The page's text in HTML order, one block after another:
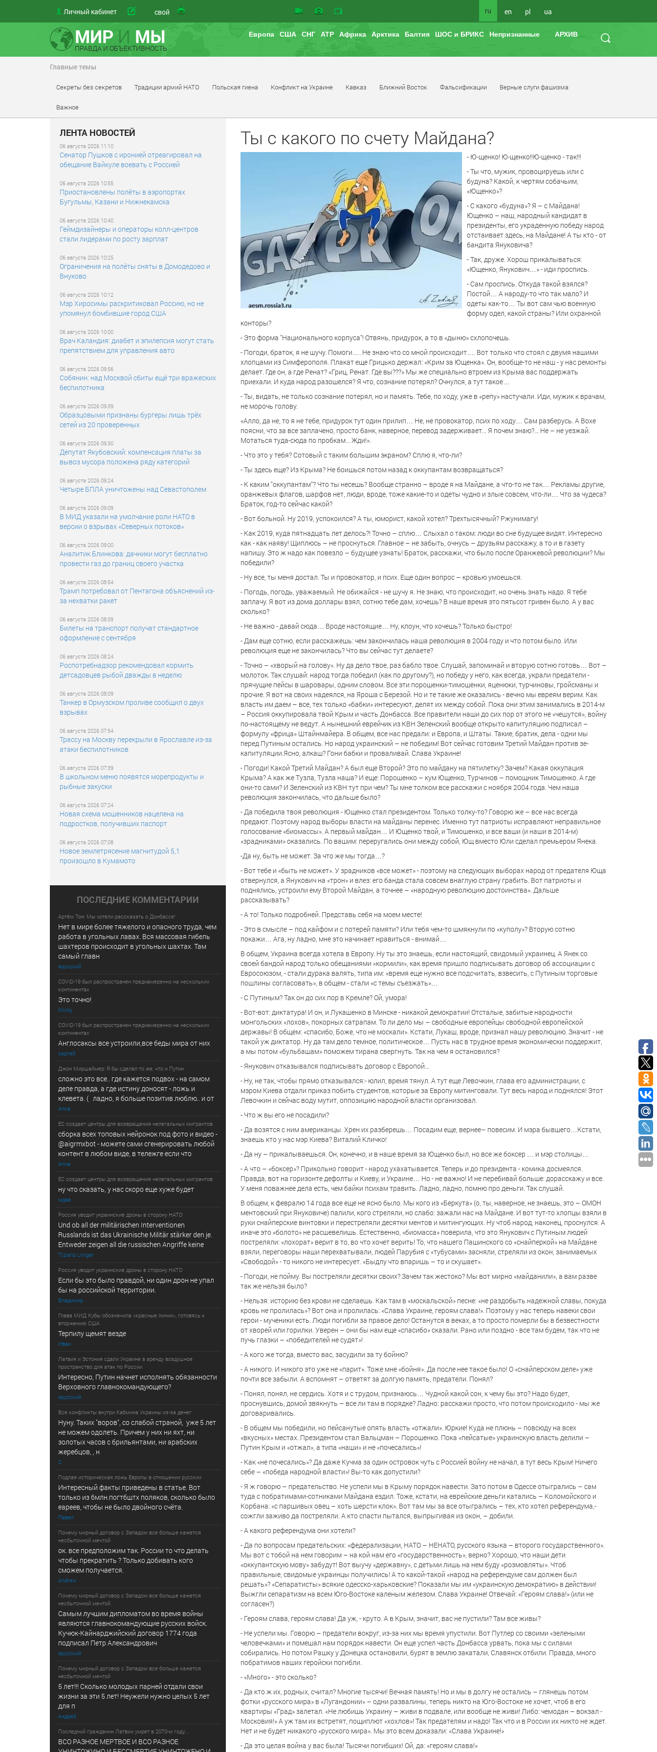
Личный кабинет материал ru en pl ua
МИР И МЫ
ПРАВДА И ОБЪЕКТИВНОСТЬ
Европа США СНГ АТР Африка Арктика Балтия ШОС и БРИКС Непризнанные АРХИВ
Главные темы
Секреты без секретов Традиции армий НАТО Польская гиена Конфликт на Украине Кавказ Ближний Восток Фальсификации Верные слуги фашизма
Важное
ЛЕНТА НОВОСТЕЙ
06 августа 2026 11:10
Сенатор Пушков с иронией отреагировал на
обещание Вайкуле воевать с Россией
06 августа 2026 10:55
Приостановлены полёты в аэропортах
Бугульмы, Казани и Нижнекамска
06 августа 2026 10:40
Геймдизайнеры и операторы колл-центров
стали лидерами по росту зарплат
06 августа 2026 10:25
Ограничения на полёты сняты в Домодедово и
Внуково
06 августа 2026 10:12
Мэр Хиросимы раскритиковал Россию, но не
упомянул бомбившие город США
06 августа 2026 10:00
Врач Каландия: диабет и эпилепсия могут стать
препятствием для управления авто
06 августа 2026 09:56
Собянин: над Москвой сбиты ещё три вражеских
беспилотника
06 августа 2026 09:39
Образцовыми признаны бургеры лишь трёх
сетей из 20 проверенных
06 августа 2026 09:30
Депутат Якубовский: компенсация платы за
вывоз мусора положена ряду категорий
06 августа 2026 09:24
Четыре БПЛА уничтожены над Севастополем
06 августа 2026 09:09
В МИД указали на умолчание роли НАТО в
версии о взрывах «Северных потоков»
06 августа 2026 09:00
Аналитик Блинкова: дачники могут бесплатно
провести газ до границ своего участка
06 августа 2026 08:54
Трамп потребовал от Пентагона объяснений из-
за нехватки ракет
06 августа 2026 08:39
Билеты на транспорт получат стандартное
оформление с сентября
06 августа 2026 08:24
Роспотребнадзор рекомендовал кормить
детсадовцев рыбой дважды в неделю
06 августа 2026 08:09
Танкер в Ормузском проливе сообщил о двух
взрывах
06 августа 2026 07:54
Трассу на Москву перекрыли в Ярославле из-за
атаки беспилотников
06 августа 2026 07:39
В школьном меню появятся морепродукты и
рыбные закуски
06 августа 2026 07:24
Новая схема мошенников нацелена на
подростков, получивших паспорт
06 августа 2026 07:08
Новое землетрясение магнитудой 5,1
произошло в Кумамото
ПОСЛЕДНИE КОММЕНТАРИИ
Артём Тон: Мы хотели рассказать о Донбассе!
Нет в мире более тяжелого и опасного труда, чем
работа в угольных лавах. Вся массовая гибель
шахтеров происходит в угольных шахтах. Там
самый главн
ярусский
COVID-19 был распространен преднамеренно на нескольких
континентах
Это точно!
Micky
COVID-19 был распространен преднамеренно на нескольких
континентах
Англосаксы все устроили,все беды мира от них
сергей
Джон Миршаймер: Я бы сделал то же, что и Путин
сложно это все.. где кажется подвох - на самом
деле правда, а где истину доносят - ложь и
клевета. ( ладно, я больше позитив люблю.. и от
Anna
ЕС создает центры для возвращения нелегальных мигрантов
сборка всех топовых нейронок под фото и видео -
@­a­i­­gr­mx­b­­o­t - можете сами сгенерировать любой
контент в любом виде, в т­ележг­е е­сл­и ч­то
Anna
ЕС создает центры для возвращения нелегальных мигрантов
ну что сказать, у нас скоро еще хуже будет
мдаа
Россия уводит украинские дроны в сторону НАТО
Und ob all der militärischen Interventionen
Russlands ist das Ukrainische Militär stärker den je.
Entweder zeigen all die russischen Angriffe keine
Tiziano Liniger
Россия уводит украинские дроны в сторону НАТО
Если бы это было правдой, ни один дрон не упал
бы на российской территории.
Владимир
Глава МИД Кубы обозначила «красные линии», готовясь к
вторжению США
Терпилу щемят везде
Иван
Латвия и Эстония сдали Украине в аренду воздушное
пространство для атак по России
Интересно, Путин начнет исполнять обязанности
Верховного главнокомандующего?
ярусский
Все конфликты внутри Кабмина Украины из-за денег
Нуну. Таких "воров", со слабой страной, уже 5 лет
не можем одолеть. Причем у них ни яхт, ни
золотых часов с брильянтами, ни арабских
жеребцов, , н
С
Подлая историческая ложь Европы в отношении русских
Интересный факты приведены в статье. Вот
только из 6млн.погтбштх поляков, сколько было
еареев, чтобы не было двойного счёта.
Павел
Почему мирный договор с Западом все больше кажется
несбыточной мечтой
ок. все предположим так. России то что делать
чтобы прекратить ? Только добивать кого
сможем получается.
Andrew
Почему мирный договор с Западом все больше кажется
несбыточной мечтой
Самым лучшим дипломатом во время войны
являются главнокомандующие русских войск.
Кучюк-Кайнарджийский договор 1774 года
подписал Петр Александрович
ярусский
Почему мирный договор с Западом все больше кажется
несбыточной мечтой
5 лет!!! Сколько молодых парней отдали свои
жизни за эти 5 лет! Неужели нужно целых 5 лет
для п
Андрей
Последний гражданин Латвии умрет в 2070-м году...
ВСО РАЗНОЕ МЕРТВОЕ И ВСО РАЗНОЕ
Ты с какого по счету Майдана?
- Ю-щенко! Ю-щенко!!Ю-щенко - так!!!
- Ты что, мужик, провоцируешь или с
будуна? Какой, к чертям собачьим,
«Ющенко»?
- C какого «будуна»? Я – с Майдана!
Ющенко – наш, народный кандидат в
президенты, его украденную победу народ
отстаивает здесь, на Майдане! А ты кто - от
бандита Януковича?
- Так, друже. Хорош прикалываться:
«Ющенко, Янукович…» - иди проспись.
- Сам проспись. Откуда такой взялся?
Постой… А народу-то что так мало? И
одеты как-то… Ты вот сам чью военную
форму одел, какой страны? Или охранной
конторы?
- Это форма "Национального корпуса"! Отвянь, придурок, а то в «дыню» схлопочешь.
- Погоди, браток, я не шучу. Помоги…. Не знаю что со мной происходит…. Вот только что стоял с двумя нашими
хлопцами из Симферополя. Плакат еще Грицько держал: «Крим за Ющенка». Он, вообще-то не наш - у нас ремонты
делает. Где он, а где Ренат? «Гриц, Ренат. Где вы???» Мы же специально втроем из Крыма вас поддержать
приехали. И куда народ разошелся? Я что, сознание потерял? Очнулся, а тут такое…
- Ты, видать, не только сознание потерял, но и память. Тебе, по ходу, уже в «репу» настучали. Иди, мужик к врачам,
не морочь голову.
«Алло, да не, то я не тебе, придурок тут один прилип… Не, не провокатор, псих по ходу… Сам разберусь. А Вохе
поясни, что за все заплачено, просто банк, наверное, перевод задерживает... Я почем знаю?... Не – не уезжай.
Мотаться туда-сюда по пробкам... Жди!».
- Что это у тебя? Сотовый с таким большим экраном? Сплю я, что-ли?
- Ты здесь еще? Из Крыма? Не боишься потом назад к оккупантам возвращаться?
- К каким "оккупантам"? Что ты несешь? Вообще странно – вроде я на Майдане, а что-то не так… Рекламы другие,
оранжевых флагов, шарфов нет, люди, вроде, тоже какие-то и одеты чудно и злые совсем, что-ли… Что за чудеса?
Браток, год-то сейчас какой?
- Вот больной. Ну 2019, успокоился? А ты, юморист, какой хотел? Трехтысячный? Ржунимагу!
- Как 2019, куда пятнадцать лет делось?! Точно – сплю… Слыхал о таком: люди во сне будущее видят. Интересно
как - как наяву! Щиплюсь – не проснуться. Главное – не забыть, очнусь – друзьям расскажу, а то и в газету
напишу. Это ж надо как повезло – будущее узнать! Браток, расскажи, что было после Оранжевой революции? Мы
победили?
- Ну все, ты меня достал. Ты и провокатор, и псих. Еще один вопрос – кровью умоешься.
- Погодь, погодь, уважаемый. Не обижайся - не шучу я. Не знаю, что происходит, но очень знать надо. Я тебе
заплачу. Я вот из дома доллары взял, сотню тебе дам, хочешь? В наше время это пятьсот гривен было. А у вас
сколько?
- Не важно - давай сюда… Вроде настоящие… Ну, клоун, что хочешь? Только быстро!
- Дам еще сотню, если расскажешь: чем закончилась наша революция в 2004 году и что потом было. Или
революция еще не закончилась? Что вы сейчас тут делаете?
- Точно – «хворый на голову». Ну да дело твое, раз бабло твое. Слушай, запоминай и вторую сотню готовь… Вот –
молоток. Так слушай: народ тогда победил (как по другому?), но победу у него, как всегда, украли предатели -
прячущие пейсы в шаровары, одним словом. Все эти порошенки-тимошенки, яценюки, турчиновы, гройсманы и
прочие. Я вот на своих надеялся, на Яроша с Березой. Но и те такие же оказались - вечно мы евреям верим. Как
власть им даем – все, тех только «бабки» интересуют, делят их между собой. Пока они этим занимались в 2014-м
– Россия оккупировала твой Крым и часть Донбасса. Все правители наши до сих пор от этого не «чешутся», войну
по-настоящему не ведут. А нынешний еврейчик из КВН Зеленский вообще открыто капитуляцию подписал –
формулу «фрица» Штайнмайера. В общем, все нас предали: и Европа, и Штаты. Такие, братик, дела - одни мы
перед Путиным остались. Но народ украинский – не победим! Вот сейчас готовим Третий Майдан против зе-
капитуляции.Ясно, алкаш? Гони бабки и проваливай. Слава Украине!
- Погоди! Какой Третий Майдан? А был еще Второй? Это по майдану на пятилетку? Зачем? Какая оккупация
Крыма? А как же Тузла, Тузла наша? И еще: Порошенко – кум Ющенко, Турчинов – помощник Тимошенко. А где
они-то сами? И Зеленский из КВН тут при чем? Ты мне толком все расскажи с ноября 2004 года. Чем наша
революция закончилась, что дальше было?
- Да победила твоя революция - Ющенко стал президентом. Только толку-то? Говорю же – все нас всегда
предают. Поэтому народ выборы власти на майданы перенес. Именно тут патриоты исправляют неправильное
голосование «биомассы». А первый майдан… И Ющенко твой, и Тимошенко, и все ваши (и наши в 2014-м)
«зрадниками» оказались. По вашим: переругались они между собой, Ющ вместо Юли сделал премьером Янека.
-Да ну, быть не может. За что же мы тогда…?
- Вот тебе и «быть не может». У зрадников «все может» - поэтому на следующих выборах народ от предателя Юща
отвернулся, а Янукович на «трон» и влез: его банда стала совсем внаглую страну грабить. Вот патриоты и
поднялись, устроили ему Второй Майдан, а точнее – «народную революцию достоинства». Дальше
рассказывать?
- А то! Только подробней. Представь себя на моем месте!
- Это в смысле – под кайфом и с потерей памяти? Или тебя чем-то шмякнули по «куполу»? Вторую сотню
покажи… Ага, ну ладно, мне это начинает нравиться - внимай…
В общем, Украина всегда хотела в Европу. Ну ты это знаешь, если настоящий, свидомый украинец. А Янек со
своей бандой народ только обещаниями «кормили», как время пришло подписывать договор об ассоциации с
Евросоюзом, - стали дурака валять, типа им: «время еще нужно все подсчитать, взвесить, с Путиным торговые
пошлины согласовать», в общем - стали «с темы съезжать»…
- С Путиным? Так он до сих пор в Кремле? Ой, умора!
- Вот-вот: диктатура! И он, и Лукашенко в Минске - никакой демократии! Отсталые, забитые народности
монгольских «лохов», покорных сатрапам. То ли дело мы – свободные европейцы свободной европейской
державы! В общем: «спасибо, Боже, что не москали». Кстати, Лукаш, вроде, признал нашу революцию. Значит - не
такой уж диктатор. Ну да там дело темное, политическое… Пусть нас в трудное время экономически поддержит,
а мы потом «бульбашам» поможем тирана свергнуть. Так на чем я остановился?
- Янукович отказывался подписывать договор с Европой...
- Ну, не так, чтобы прямо отказывался:- юлил, время тянул. А тут еще Левочкин, глава его администрации, с
мэром Киева отдали приказ побить студентов, которые за Европу митинговали. Тут весь народ и поднялся! Этот
Левочкин и сейчас воду мутит, оппозицию народной власти организовал.
- Что ж вы его не посадили?
- Да возятся с ним американцы. Хрен их разберешь… Посадим еще, вернее– повесим. И мэра бывшего…Кстати,
знаешь кто у нас мэр Киева? Виталий Кличко!
- Да ну – прикалываешься. Он, конечно, и в наше время за Ющенко был, но все же боксер … и мэр столицы…
- А что – «боксер»? Прикольно говорит - народ ухахатывается. Теперь и до президента - комика досмеялся.
Правда, вот на горизонте дефолты и Киеву, и Украине… Но - не важно! И не перебивай больше: дорасскажу и все.
У меня поважнее дела есть, чем байки психам травить. Ладно, ладно, помню про деньги. Так слушай.
В общем, к февралю 14 года все еще не ясно было. Мы кого из «Беркута» (о, ты, наверное, не знаешь, это – ОМОН
ментовский при Януковиче) палили, кого стреляли, но слабо: зажали нас на Майдане. И вот тут-то хлопцы взяли в
руки снайперские винтовки и перестреляли десятки ментов и митингующих. Ну чтоб народ, наконец, проснулся. А
иначе это «болото» не расшевелишь. Естественно, «биомасса» поверила, что это Янукович с Путиным людей
постреляли: «лохорат» верит в то, во что хочет верить! То, что нашего Пашинского со «снайперкой» на Майдане
взяли, переговоры наши перехватывали, людей Парубия с «тубусами» засняли, стреляли из окон, занимаемых
«Свободой» - то никого не интересует. «Быдлу что впаришь – то и скушает».
- Погоди, не пойму. Вы постреляли десятки своих? Зачем так жестоко? Мы вот мирно «майданили», а вам разве
так же нельзя было?
- Нельзя: историю без крови не сделаешь. Как там в «москальской» песне: «не раздобыть надежной славы, покуда
кровь не пролилась»? Вот она и пролилась: «Слава Украине, героям слава!». Поэтому у нас теперь навеки свои
герои - мученики есть. Люди погибли за правое дело! Останутся в веках, а то просто померли бы в безвестности
от хворей или горилки. Уверен – они бы нам еще «спасибо» сказали. Рано или поздно - все там будем, так что не
пучь глазки – «победителей не судят»!
- А кого же тогда, вместо вас, засудили за ту бойню?
- А никого. И никого это уже не «парит». Тоже мне «бойня». Да после нее такое было! О «снайперском деле» уже
почти все забыли. А вспомнят – ответят за долгую память, предатели. Понял?
- Понял, понял, не сердись. Хотя и с трудом, признаюсь… Чудной какой сон, к чему бы это? Надо будет,
проснувшись, домой звякнуть – все ли там в порядке? Ладно: расскажи просто, что потом происходило - мы же
договаривались.
- В общем мы победили, но пейсанутые опять власть «отжали». Юркие! Куда не плюнь – повсюду на всех
«вкусных» местах. Президентом стал Вальцман – Порошенко. Пока «пейсатые» украинскую власть делили –
Путин Крым и «отжал», а типа «наши» и не «почесались»!
- Как «не почесались»? Да даже Кучма за один островок чуть с Россией войну не начал, а тут весь Крым! Ничего
себе – «победа народной власти»! Вы-то как допустили?
- Я ж говорю – предательство. Не успели мы в Крыму порядок навести. Зато потом в Одессе отыгрались – сам
туда с побратимами-сотниками Майдана ездил. Тоже, кстати, на еврейские деньги катались – Коломойского и
Корбана: «с паршивых овец – хоть шерсти клок». Вот там мы за все отыгрались – тех, кто хотел референдума,-
сожгли заживо да постреляли. А кто спасти пытался, выпрыгивая из окон, – добили.
- А какого референдума они хотели?
- Да по вопросам предательских: «федерализации, НАТО – НЕНАТО, русского языка – второго государственного».
Мы вот с тобой на нем говорим – на кой нам его «государственность», верно? Хорошо, что наши дети
«оккупантскую мову» забудут! Вот выучу «державну», с детьми лишь на нем буду «розмовляты». Чтоб
правильные, свидомые украинцы получились! А то какой-такой «народ на референдуме сам должен был
решать»? «Сепаратисты» всякие одесско-харьковские? Показали мы им «украинскую демократию» в действии!
Выжгли сепаратизм на всем Юго-Востоке каленым железом. Слава Украине! Отвечай: «Героям слава!» (или не
согласен?)
- Героям слава, героям слава! Да уж, - круто. А в Крым, значит, вас не пустили? Там все живы?
- Не успели мы. Говорю – предатели вокруг, из-за них мы время упустили. Вот Путлер со своими «зелеными
человечками» и помешал нам порядок навести. Он еще успел часть Донбасса урвать, пока мы с силами
собирались. Но потом Рашку у Донецка остановили, бурят в землю закатали, Славянск отбили. Правда, много
побратимов наших геройски погибли.
- «Много» - это сколько?
- Да кто ж их, родных, считал? Многие тысячи! Вечная память! Но и мы в долгу не остались – глянешь потом
фотки «русского мира» в «Лугандонии» – одни развалины, теперь никто на Юго-Востоке не хочет, чтоб в его
квартиры «Град» залетал. «Не любишь Украину – живи в подвале, или вообще не живи! Либо: чемодан – вокзал -
Московия!» А уж там их встретят, пощиплют «хохлов»! Так предателям и надо! Так что и в России их никто не ждет.
Нет и не будет никакого «русского мира». Мы это всем доказали: «Слава Украине!»
- Да это целая война у вас была! Тысячи погибших! Ой, да: «героям слава!»